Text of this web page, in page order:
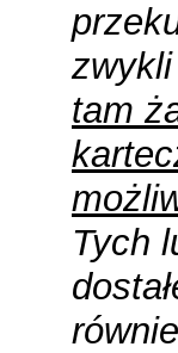
tam
Tych